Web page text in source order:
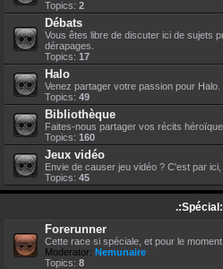
Topics: 2
Débats
Vous êtes libre de discuter ici de sujets
dérapages.
Topics: 17
Halo
Venez partager votre passion pour Halo.
Topics: 49
Bibliothèque
Faites-nous partager vos récits
Topics: 160
Jeux vidéo
Envie de causer jeu vidéo ? C'est par ici,
Topics: 45
Forerunner
Cette race si spéciale, et pour le moment
Moderator: Nemunaire
Topics: 8